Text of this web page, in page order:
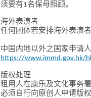
须要有1名保母照顾。
海外表演者
任何团体若安排海外表演
中国内地以外之国家申请
https://www.immd.gov.hk/
版权处理
租用人在康乐及文化事务
必须自行向原创人申请版权